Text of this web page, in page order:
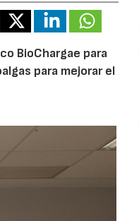
BioChargae para
para mejorar el